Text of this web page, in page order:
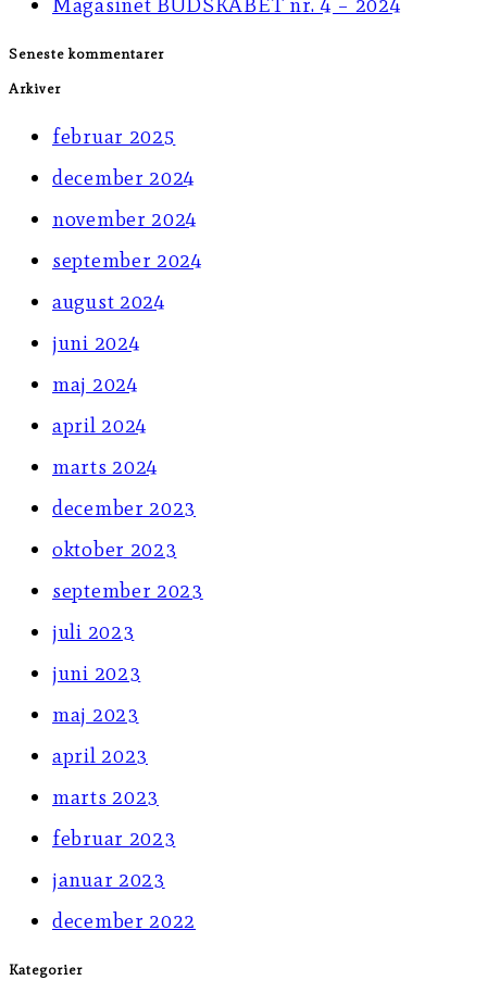
Seneste kommentarer
Arkiver
februar 2025
december 2024
november 2024
september 2024
august 2024
juni 2024
maj 2024
april 2024
marts 2024
december 2023
oktober 2023
september 2023
juli 2023
juni 2023
maj 2023
april 2023
marts 2023
februar 2023
januar 2023
december 2022
Kategorier